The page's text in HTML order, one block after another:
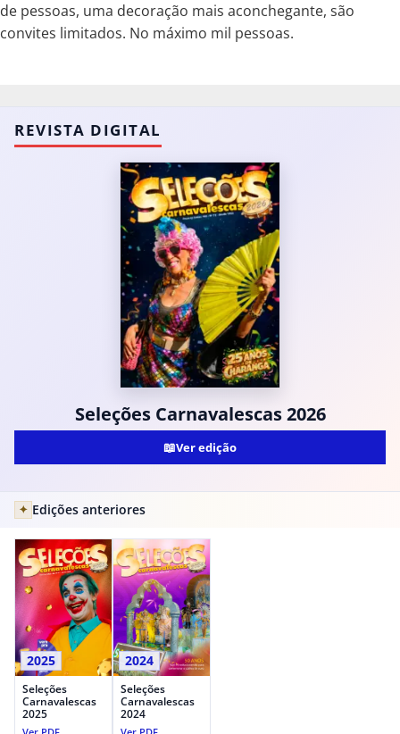
de pessoas, uma decoração mais aconchegante, são
convites limitados. No máximo mil pessoas.
REVISTA DIGITAL
Seleções Carnavalescas 2026
📖Ver edição
✦ Edições anteriores
2025
Seleções
Carnavalescas
2025
2024
Seleções
Carnavalescas
2024